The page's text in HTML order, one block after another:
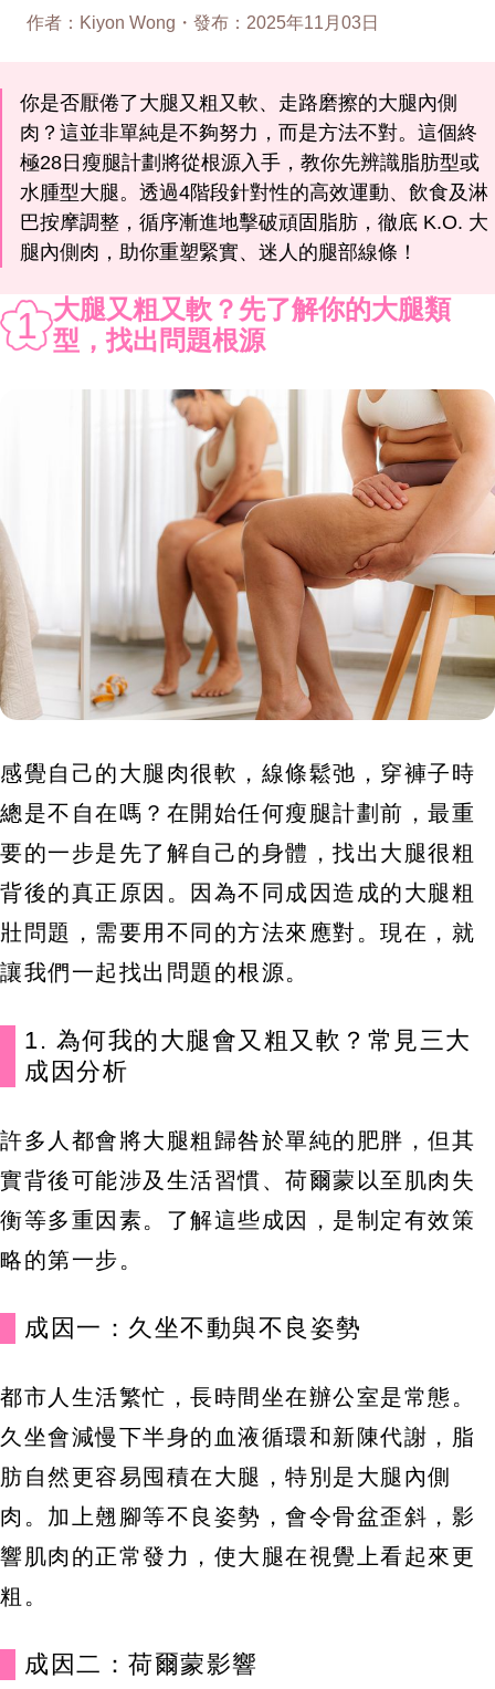
作者 ： Kiyon Wong ・ 發布 ： 2025年11月03日
你是否厭倦了大腿又粗又軟、走路磨擦的大腿內側
肉？這並非單純是不夠努力，而是方法不對。這個終
極28日瘦腿計劃將從根源入手，教你先辨識脂肪型或
水腫型大腿。透過4階段針對性的高效運動、飲食及淋
巴按摩調整，循序漸進地擊破頑固脂肪，徹底 K.O. 大
腿內側肉，助你重塑緊實、迷人的腿部線條！
1 大腿又粗又軟？先了解你的大腿類
型，找出問題根源
感覺自己的大腿肉很軟，線條鬆弛，穿褲子時
總是不自在嗎？在開始任何瘦腿計劃前，最重
要的一步是先了解自己的身體，找出大腿很粗
背後的真正原因。因為不同成因造成的大腿粗
壯問題，需要用不同的方法來應對。現在，就
讓我們一起找出問題的根源。
1. 為何我的大腿會又粗又軟？常見三大
成因分析
許多人都會將大腿粗歸咎於單純的肥胖，但其
實背後可能涉及生活習慣、荷爾蒙以至肌肉失
衡等多重因素。了解這些成因，是制定有效策
略的第一步。
成因一：久坐不動與不良姿勢
都市人生活繁忙，長時間坐在辦公室是常態。
久坐會減慢下半身的血液循環和新陳代謝，脂
肪自然更容易囤積在大腿，特別是大腿內側
肉。加上翹腳等不良姿勢，會令骨盆歪斜，影
響肌肉的正常發力，使大腿在視覺上看起來更
粗。
成因二：荷爾蒙影響